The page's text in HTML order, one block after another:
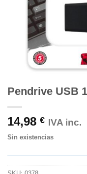
Pendrive USB
14,98 € IVA inc.
Sin existencias